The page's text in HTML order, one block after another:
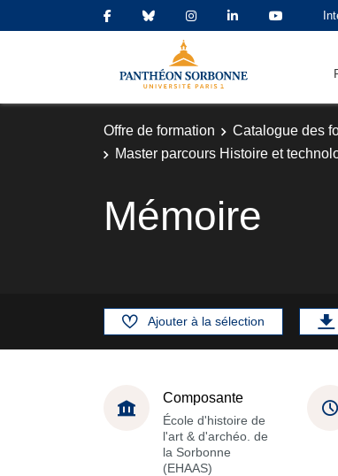
Offre de formation Catalogue des
Master parcours Histoire et
Mémoire
Ajouter à la sélection
Composante
École d'histoire de
l'art & d'archéo. de
la Sorbonne
(EHAAS)